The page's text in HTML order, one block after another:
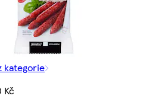
kategorie
Kč